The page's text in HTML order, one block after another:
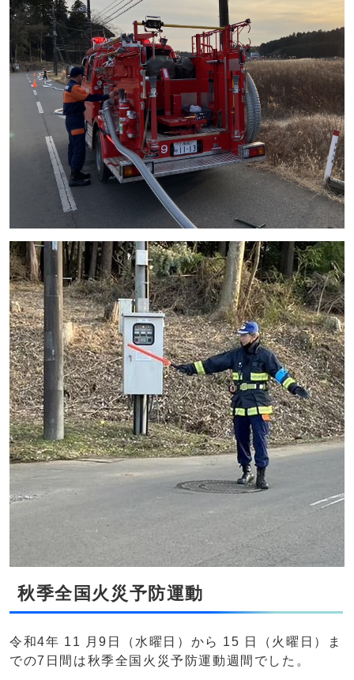
秋季全国火災予防運動
令和4年 11 月9日（水曜日）から 15 日（火曜日）ま
での7日間は秋季全国火災予防運動週間でした。